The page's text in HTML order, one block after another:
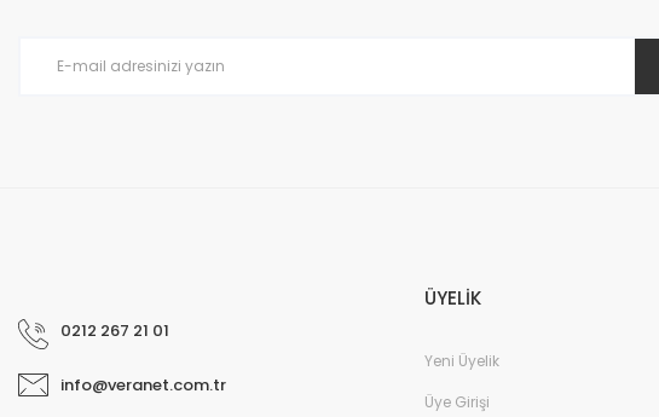
0212 267 21 01
info@veranet.com.tr
ÜYELİK
Yeni Üyelik
Üye Girişi